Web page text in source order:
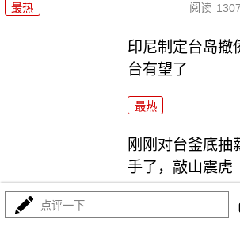
最热 阅读
印尼制定台岛撤
台有望了
最热
刚刚对台釜底抽
手了，敲山震虎
点评一下